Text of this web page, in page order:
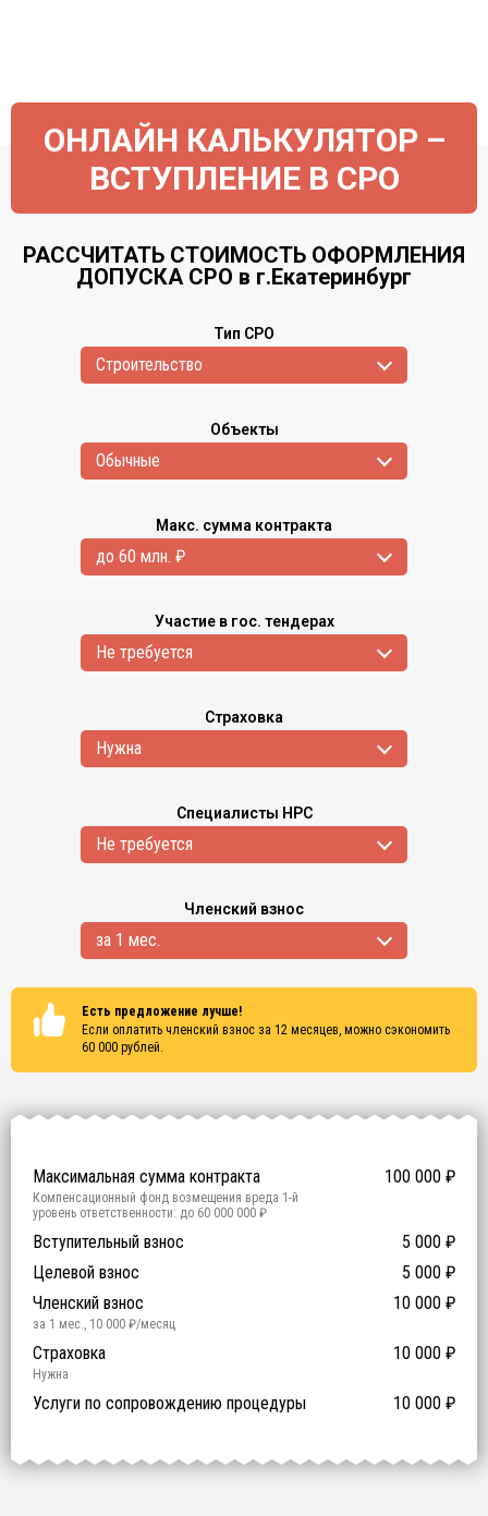
ОНЛАЙН КАЛЬКУЛЯТОР –
ВСТУПЛЕНИЕ В СРО
РАССЧИТАТЬ СТОИМОСТЬ ОФОРМЛЕНИЯ
ДОПУСКА СРО в г.Екатеринбург
Тип СРО
Cтроительство
Объекты
Обычные
Макс. сумма контракта
до 60 млн. ₽
Участие в гос. тендерах
Не требуется
Страховка
Нужна
Специалисты НРС
Не требуется
Членский взнос
за 1 мес.
Есть предложение лучше!
Если оплатить членский взнос за 12 месяцев, можно сэкономить
60 000 рублей.
Сертификаты
Максимальная сумма контракта
100 000 ₽
Компенсационный фонд возмещения вреда 1 -й
уровень ответственности: до 60 000 000 ₽
Участие в гос. тендерах и аукционах 0 ₽
Компенсационный фонд договорных обязательств
й уровень ответственности:
Вступительный взнос 5 000 ₽
Целевой взнос
5 000 ₽
Членский взнос
10 000 ₽
за 1 мес., 10 000 ₽/месяц
Предоставление специалистов НРС 0 ₽
0₽ за человека
Сертификат ISO 9001 14 500 ₽
ISO 9001
Сертификат ISO 14001 14 500 ₽
ISO 14001
Сертификат OHSAS 18001 14 500 ₽
OHSAS 18001
Страховка 10 000 ₽
Нужна
Услуги по сопровождению процедуры 10 000 ₽